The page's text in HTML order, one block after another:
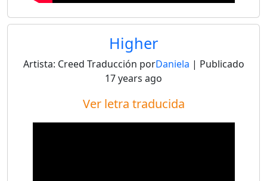
Higher
Artista: Creed Traducción porDaniela | Publicado
17 years ago
Ver letra traducida